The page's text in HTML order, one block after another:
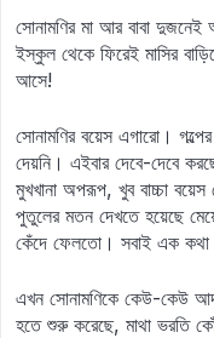
সোনামণির মা আর বাবা দুজনেই
ইস্কুল থেকে ফিরেই মাসির
আসে!
সোনামণির বয়েস এগারো।
দেয়নি। এইবার দেবে-দেবে
মুখখানা অপরূপ, খুব বাচ্চা
পুতুলের মতন দেখতে হয়েছে
কেঁদে ফেলতো। সবাই এক কথা
এখন সোনামণিকে কেউ-কেউ
হতে শুরু করেছে, মাথা ভরতি